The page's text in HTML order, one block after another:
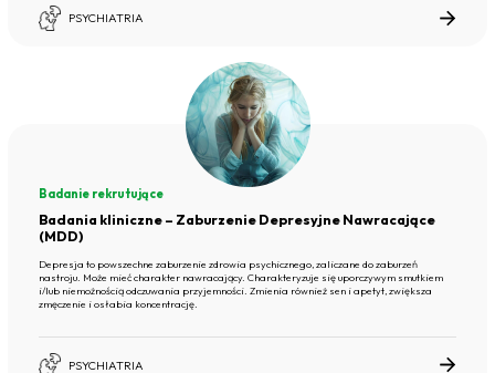
PSYCHIATRIA
Badanie rekrutujące
Badania kliniczne – Zaburzenie Depresyjne Nawracające
(MDD)
Depresja to powszechne zaburzenie zdrowia psychicznego, zaliczane do zaburzeń
nastroju. Może mieć charakter nawracający. Charakteryzuje się uporczywym smutkiem
i/lub niemożnością odczuwania przyjemności. Zmienia również sen i apetyt, zwiększa
zmęczenie i osłabia koncentrację.
PSYCHIATRIA